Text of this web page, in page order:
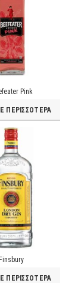
Pink
ΠΕΡΙΣΣΌΤΕΡΑ
Finsbury
ΠΕΡΙΣΣΌΤΕΡΑ